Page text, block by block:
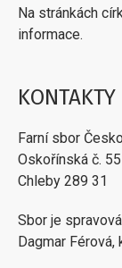
Na stránkách
informace.
KONTAKTY
Farní sbor
Oskořínská č. 55
Chleby 289 31
Sbor je
Dagmar